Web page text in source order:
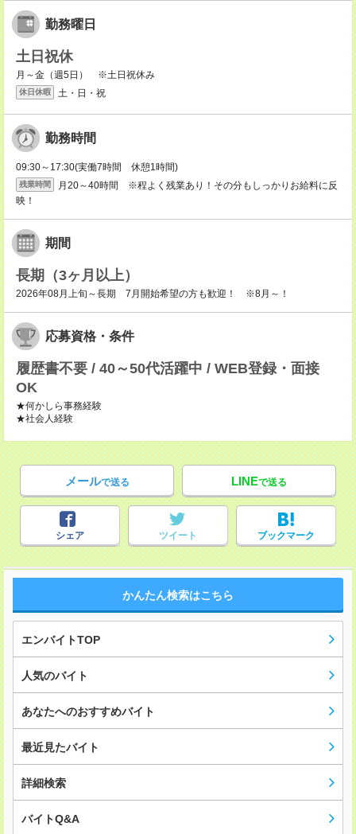
勤務曜日
土日祝休
月～金（週5日） ※土日祝休み
休日休暇 土・日・祝
勤務時間
09:30～17:30(実働7時間 休憩1時間)
残業時間
月20～40時間 ※程よく残業あり！その分もしっかりお給料に反
映！
期間
長期（3ヶ月以上）
2026年08月上旬～長期 7月開始希望の方も歓迎！ ※8月～！
応募資格・条件
履歴書不要 / 40～50代活躍中 / WEB登録・面接
OK
★何かしら事務経験
★社会人経験
メールで送る LINEで送る
シェア ツイート ブックマーク
かんたん検索はこちら
エンバイトTOP
人気のバイト
あなたへのおすすめバイト
最近見たバイト
詳細検索
バイトQ&A